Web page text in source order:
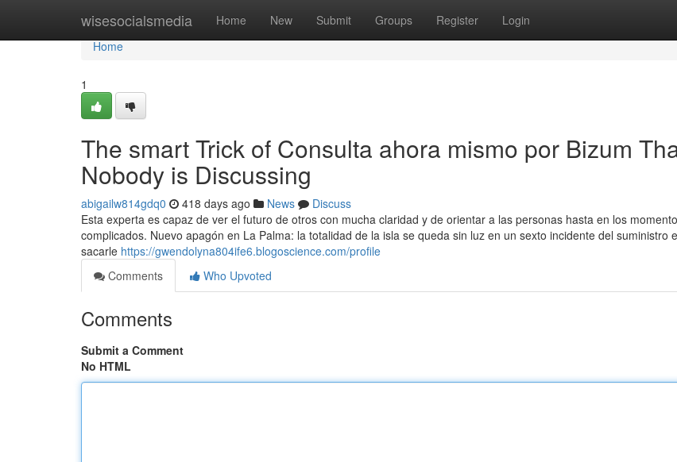
wisesocialsmedia Home New Submit Groups Register Login
Home
Home
1
The smart Trick of Consulta ahora mismo por Bizum
Nobody is Discussing
abigailw814gdq0 418 days ago News
Discuss
Esta experta es capaz de ver el futuro de otros con mucha claridad y de orientar a las personas hasta en los
complicados. Nuevo apagón en La Palma: la totalidad de la isla se queda sin luz en un sexto incidente del suministro
sacarle https://gwendolyna804ife6.blogoscience.com/profile
Comments
Who Upvoted
Comments
Submit a Comment
No HTML